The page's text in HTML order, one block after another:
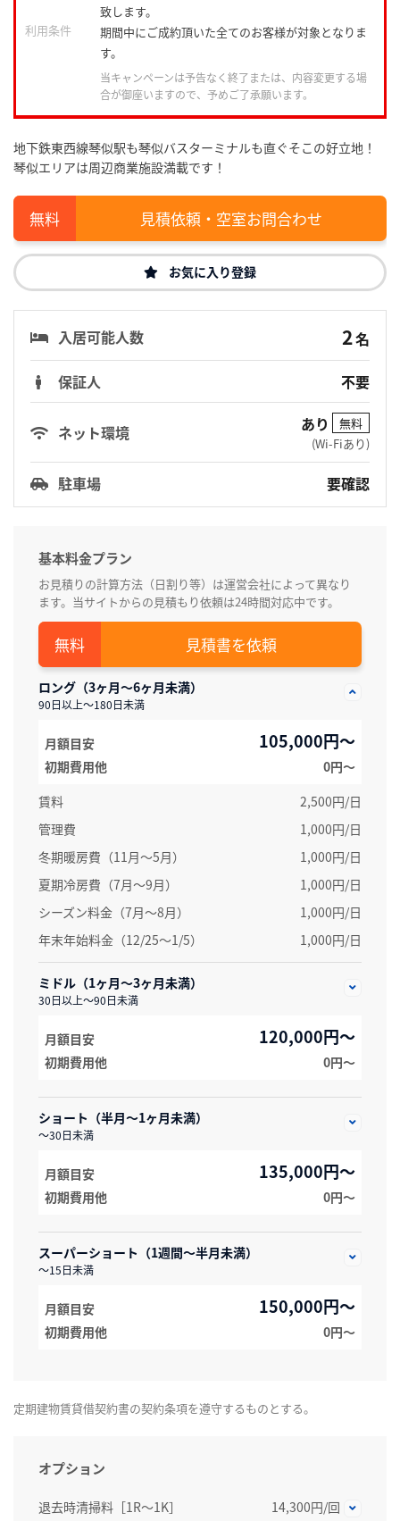
致します。
利用条件
期間中にご成約頂いた全てのお客様が対象となりま
す。
当キャンペーンは予告なく終了または、内容変更する場
合が御座いますので、予めご了承願います。
地下鉄東西線琴似駅も琴似バスターミナルも直ぐそこの好立地！
琴似エリアは周辺商業施設満載です！
見積依頼・空室お問合わせ
お気に入り登録
入居可能人数 2名
保証人
不要
ネット環境 あり
無料
(Wi-Fiあり)
駐車場 要確認
基本料金プラン
お見積りの計算方法（日割り等）は運営会社によって異なり
ます。当サイトからの見積もり依頼は24時間対応中です。
見積書を依頼
ロング（3ヶ月～6ヶ月未満）
90日以上～180日未満
月額目安 105,000円～
初期費用他
0円〜
賃料
2,500円/日
管理費
1,000円/日
冬期暖房費（11月～5月）
1,000円/日
夏期冷房費（7月〜9月）
1,000円/日
シーズン料金（7月～8月）
1,000円/日
年末年始料金（12/25～1/5）
1,000円/日
ミドル（1ヶ月～3ヶ月未満）
30日以上～90日未満
月額目安 120,000円～
初期費用他 0円〜
ショート（半月～1ヶ月未満）
～30日未満
月額目安 135,000円～
初期費用他 0円〜
スーパーショート（1週間～半月未満）
～15日未満
月額目安 150,000円～
初期費用他 0円〜
定期建物賃貸借契約書の契約条項を遵守するものとする。
オプション
退去時清掃料［1R～1K］ 14,300円/回